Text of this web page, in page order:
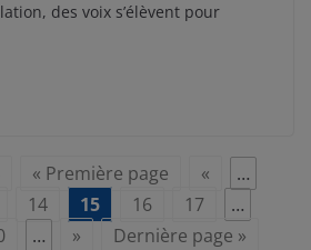
des voix s’élèvent pour
« Première page «
…
14 15 16 17
…
… » Dernière page »